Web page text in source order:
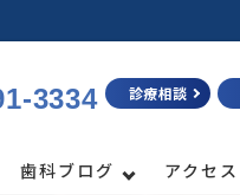
3334 診療相談
歯科ブログ アクセス